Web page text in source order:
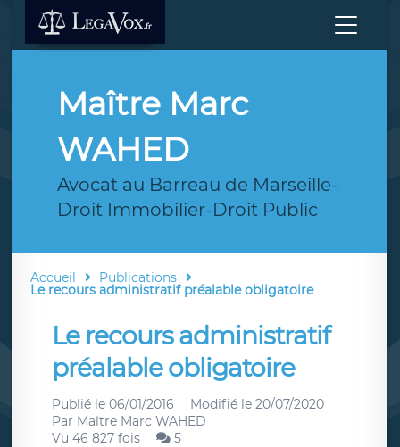
Maître Marc
WAHED
Avocat au Barreau de Marseille-
Droit Immobilier-Droit Public
Accueil Publications
Le recours administratif préalable obligatoire
Le recours administratif
préalable obligatoire
Publié le 06/01/2016 Modifié le 20/07/2020
Par Maître Marc WAHED
Vu 46 827 fois
5